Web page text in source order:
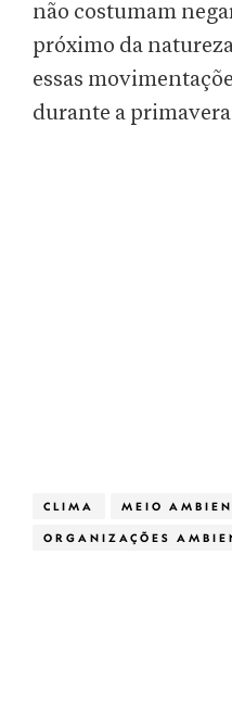
não costumam
próximo da
essas
durante a
CLIMA MEIO
ORGANIZAÇÕES